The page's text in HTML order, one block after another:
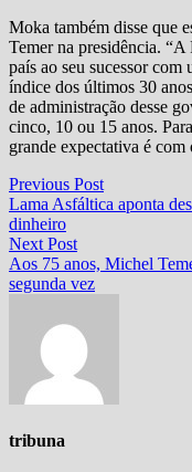
Moka também disse que
Temer na presidência.
país ao seu sucessor
índice dos últimos 30
de administração desse
cinco, 10 ou 15 anos.
grande expectativa é
Navegação
de
Post
Previous PostPrevious
post:
Lama Asfáltica aponta
dinheiro
Next PostNext
post:
Aos 75 anos, Michel
segunda vez
tribuna